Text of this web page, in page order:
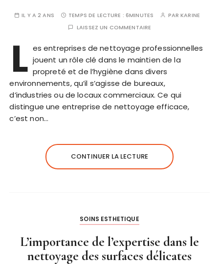
IL Y A 2 ANS TEMPS DE LECTURE :6MINUTES PARKARINE
LAISSEZ UN COMMENTAIRE
L es entreprises de nettoyage professionnelles
jouent un rôle clé dans le maintien de la
propreté et de l’hygiène dans divers
environnements, qu’il s’agisse de bureaux,
d’industries ou de locaux commerciaux. Ce qui
distingue une entreprise de nettoyage efficace,
c’est non…
CONTINUER LA LECTURE
SOINS ESTHETIQUE
L’importance de l’expertise dans le
nettoyage des surfaces délicates